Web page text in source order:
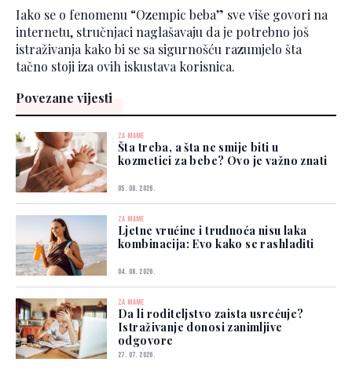
Iako se o fenomenu “Ozempic beba” sve više govori na
internetu, stručnjaci naglašavaju da je potrebno još
istraživanja kako bi se sa sigurnošću razumjelo šta
tačno stoji iza ovih iskustava korisnica.
Povezane vijesti
ZA MAME
Šta treba, a šta ne smije biti u
kozmetici za bebe? Ovo je važno znati
05. 08. 2026.
ZA MAME
Ljetne vrućine i trudnoća nisu laka
kombinacija: Evo kako se rashladiti
04. 08. 2026.
ZA MAME
Da li roditeljstvo zaista usrećuje?
Istraživanje donosi zanimljive
odgovore
27. 07. 2026.